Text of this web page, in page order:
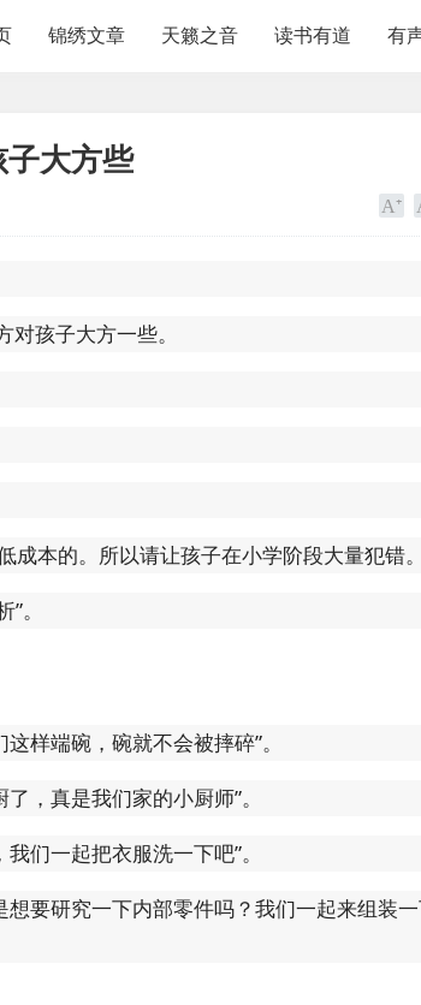
锦绣文章 天籁之音 读书有道 有
大方些
孩子大方一些。
本的。所以请让孩子在小学阶段大量犯错。
。
样端碗，碗就不会被摔碎”。
，真是我们家的小厨师”。
们一起把衣服洗一下吧”。
要研究一下内部零件吗？我们一起来组装